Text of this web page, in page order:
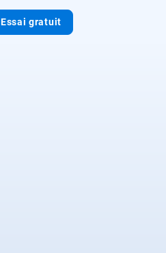
Essai gratuit